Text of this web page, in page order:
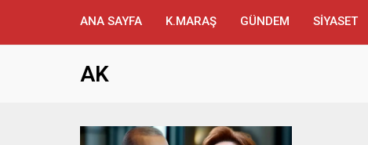
ANA SAYFA K.MARAŞ GÜNDEM SİYASET
AK